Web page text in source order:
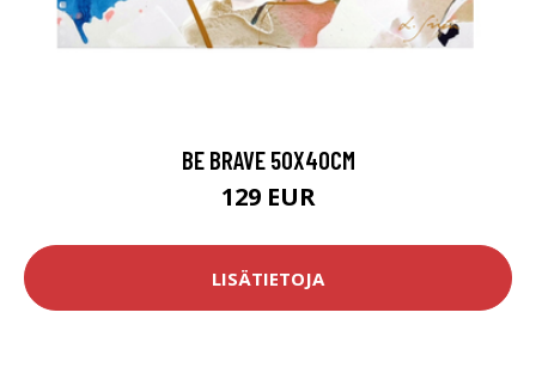
BE BRAVE 50X40CM
129 EUR
LISÄTIETOJA